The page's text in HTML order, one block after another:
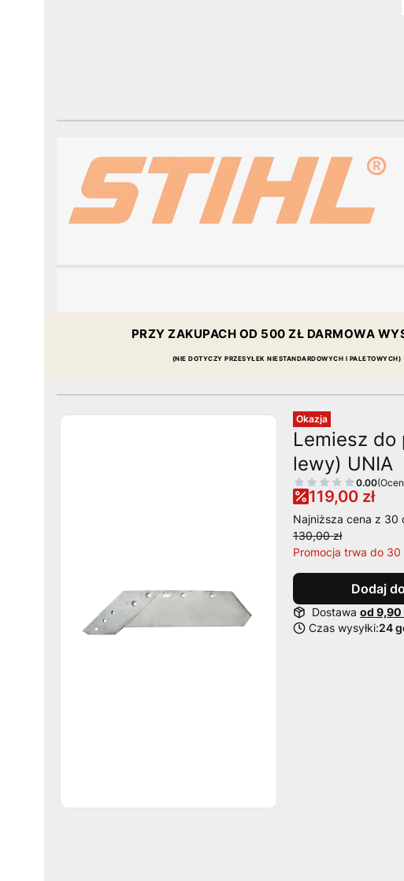
PRZY ZAKUPACH OD 500 ZŁ DARMOWA
(NIE DOTYCZY PRZESYŁEK NIESTANDARDOWYCH I PALETOWYCH)
Okazja
Lemiesz do
lewy) UNIA
0.00
119,00 zł
Najniższa cena z 30
130,00 zł
Promocja trwa do
Dodaj
Dostawa od 9,90
Czas wysyłki:24